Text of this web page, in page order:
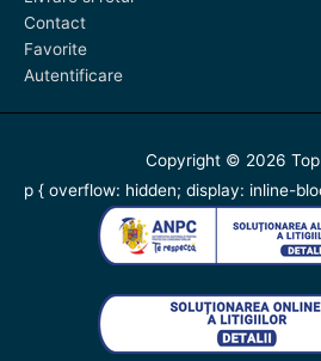
Contact
Favorite
Autentificare
Copyright © 2026
p { overflow: hidden; display: inline-